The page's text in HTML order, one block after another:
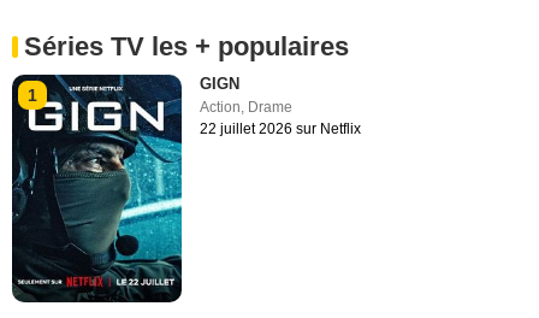
Séries TV les + populaires
1
GIGN
Action, Drame
22 juillet 2026 sur Netflix